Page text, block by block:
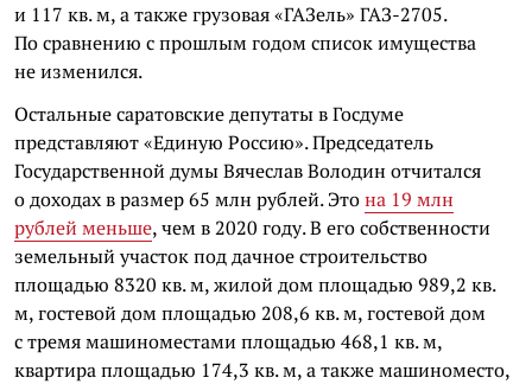
и 117 кв. м, а также грузовая «ГАЗель» ГАЗ-2705.
По сравнению с прошлым годом список имущества
не изменился.
Остальные саратовские депутаты в Госдуме
представляют «Единую Россию». Председатель
Государственной думы Вячеслав Володин отчитался
о доходах в размер 65 млн рублей. Этона 19 млн
рублей меньше, чем в 2020 году. В его собственности
земельный участок под дачное строительство
площадью 8320 кв. м, жилой дом площадью 989,2 кв.
м, гостевой дом площадью 208,6 кв. м, гостевой дом
с тремя машиноместами площадью 468,1 кв. м,
квартира площадью 174,3 кв. м, а также машиноместо,